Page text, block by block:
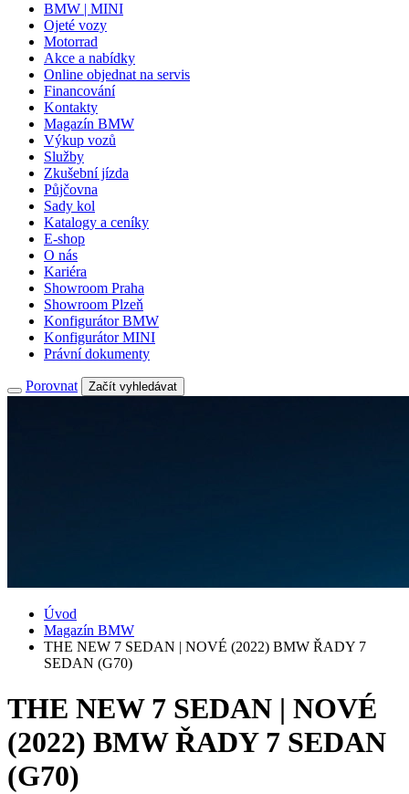
BMW | MINI
Ojeté vozy
Motorrad
Akce a nabídky
Online objednat na servis
Financování
Kontakty
Magazín BMW
Výkup vozů
Služby
Zkušební jízda
Půjčovna
Sady kol
Katalogy a ceníky
E-shop
O nás
Kariéra
Showroom Praha
Showroom Plzeň
Konfigurátor BMW
Konfigurátor MINI
Právní dokumenty
Porovnat Začít vyhledávat
Úvod
Magazín BMW
THE NEW 7 SEDAN | NOVÉ (2022) BMW ŘADY 7
SEDAN (G70)
THE NEW 7 SEDAN | NOVÉ
(2022) BMW ŘADY 7 SEDAN
(G70)